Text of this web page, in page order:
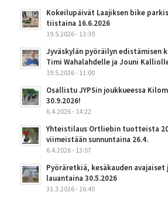
Kokeilupäivät Laajiksen bike
tiistaina 16.6.2026
19.5.2026 - 13:30
Jyväskylän pyöräilyn edistämisen
Timi Wahalahdelle ja Jouni
19.5.2026 - 11:00
Osallistu JYPSin joukkueessa
30.9.2026!
6.4.2026 - 14:22
Yhteistilaus Ortliebin tuotteista
viimeistään sunnuntaina 26.4.
6.4.2026 - 13:57
Pyöräretkiä, kesäkauden avajaiset
lauantaina 30.5.2026
31.3.2026 - 16:40